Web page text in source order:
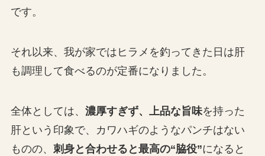
です。
それ以来、我が家ではヒラメを釣ってきた日は肝
も調理して食べるのが定番になりました。
全体としては、 濃厚すぎず、上品な旨味を持った
肝という印象で、カワハギのようなパンチはない
ものの、 刺身と合わせると最高の“脇役”になると